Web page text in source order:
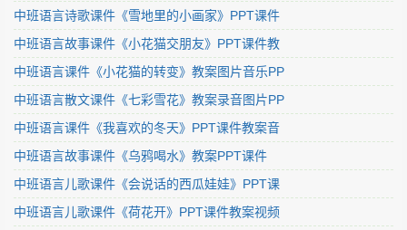
中班语言诗歌课件《雪地里的小画家》PPT课件
中班语言故事课件《小花猫交朋友》PPT课件教
中班语言课件《小花猫的转变》教案图片音乐PP
中班语言散文课件《七彩雪花》教案录音图片PP
中班语言课件《我喜欢的冬天》PPT课件教案音
中班语言故事课件《乌鸦喝水》教案PPT课件
中班语言儿歌课件《会说话的西瓜娃娃》PPT课
中班语言儿歌课件《荷花开》PPT课件教案视频